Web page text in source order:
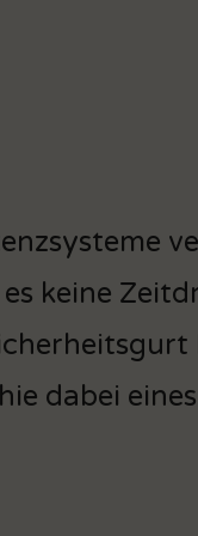
keine
dabei